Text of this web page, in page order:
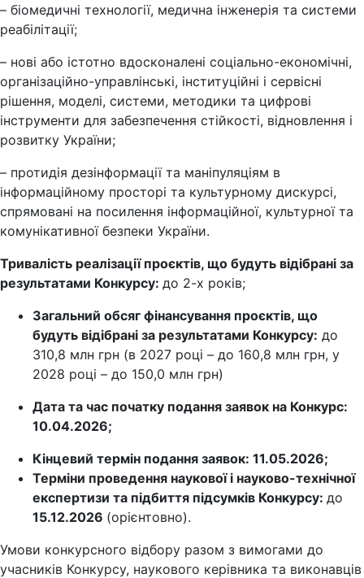
– біомедичні технології, медична інженерія та системи
реабілітації;
– нові або істотно вдосконалені соціально-економічні,
організаційно-управлінські, інституційні і сервісні
рішення, моделі, системи, методики та цифрові
інструменти для забезпечення стійкості, відновлення і
розвитку України;
– протидія дезінформації та маніпуляціям в
інформаційному просторі та культурному дискурсі,
спрямовані на посилення інформаційної, культурної та
комунікативної безпеки України.
Тривалість реалізації проєктів, що будуть відібрані за
результатами Конкурсу: до 2-х років;
Загальний обсяг фінансування проєктів, що
будуть відібрані за результатами Конкурсу: до
310,8 млн грн (в 2027 році – до 160,8 млн грн, у
2028 році – до 150,0 млн грн)
Дата та час початку подання заявок на Конкурс:
10.04.2026;
Кінцевий термін подання заявок: 11.05.2026;
Терміни проведення наукової і науково-технічної
експертизи та підбиття підсумків Конкурсу: до
15.12.2026 (орієнтовно).
Умови конкурсного відбору разом з вимогами до
учасників Конкурсу, наукового керівника та виконавців